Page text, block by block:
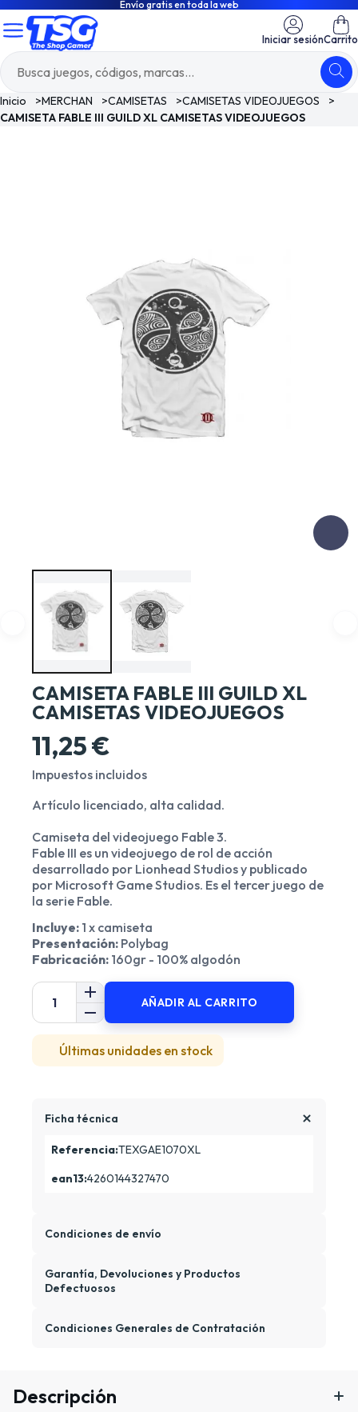
Envío gratis en toda la web
Iniciar sesiónCarrito
Inicio >MERCHAN >CAMISETAS >CAMISETAS VIDEOJUEGOS
>
CAMISETA FABLE III GUILD XL CAMISETAS VIDEOJUEGOS
CAMISETA FABLE III GUILD XL
CAMISETAS VIDEOJUEGOS
11,25 €
Impuestos incluidos
Artículo licenciado, alta calidad.
Camiseta del videojuego Fable 3.
Fable III es un videojuego de rol de acción
desarrollado por Lionhead Studios y publicado
por Microsoft Game Studios. Es el tercer juego de
la serie Fable.
Incluye: 1 x camiseta
Presentación: Polybag
Fabricación: 160gr - 100% algodón
AÑADIR AL CARRITO
Últimas unidades en stock
Ficha técnica
Referencia:TEXGAE1070XL
ean13:4260144327470
Condiciones de envío
Garantía, Devoluciones y Productos
Defectuosos
Condiciones Generales de Contratación
Descripción